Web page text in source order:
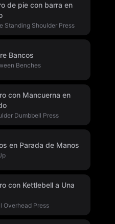
de pie con barra en
Standing Shoulder Press
Bancos
Benches
con Mancuerna en
Dumbbell Press
en Parada de Manos
con Kettlebell a Una
Overhead Press